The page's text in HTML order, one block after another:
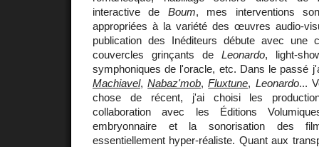
interactive de Boum, mes interventions
appropriées à la variété des œuvres audio-
publication des Inéditeurs débute avec une
couvercles grinçants de Leonardo, light-
symphoniques de l'oracle, etc. Dans le passé
Machiavel,Nabaz'mob,Fluxtune, Leonardo...
chose de récent, j'ai choisi les
collaboration avec les Éditions
embryonnaire et la sonorisation des
essentiellement hyper-réaliste. Quant aux